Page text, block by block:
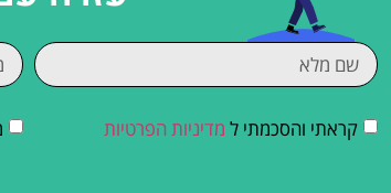
קראתי והסכמתי ל מדיניות הפרטיות